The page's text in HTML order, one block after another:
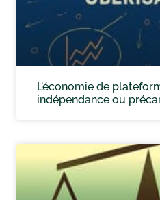
L’économie de
indépendance ou